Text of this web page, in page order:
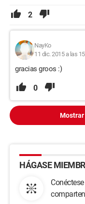
2
NayKo
11 dic. 2015 a las
gracias groos :)
0
HÁGASE